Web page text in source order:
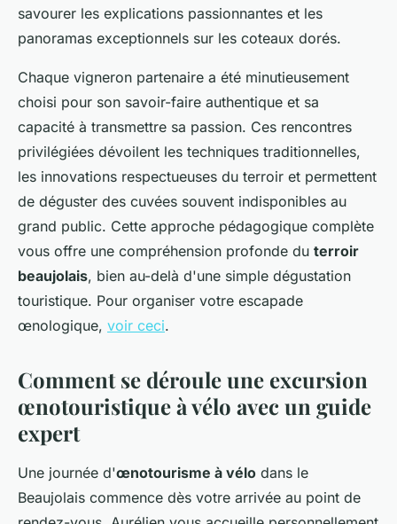
savourer les explications passionnantes et les
panoramas exceptionnels sur les coteaux dorés.
Chaque vigneron partenaire a été minutieusement
choisi pour son savoir-faire authentique et sa
capacité à transmettre sa passion. Ces rencontres
privilégiées dévoilent les techniques traditionnelles,
les innovations respectueuses du terroir et permettent
de déguster des cuvées souvent indisponibles au
grand public. Cette approche pédagogique complète
vous offre une compréhension profonde du terroir
beaujolais, bien au-delà d'une simple dégustation
touristique. Pour organiser votre escapade
œnologique, voir ceci.
Comment se déroule une excursion
œnotouristique à vélo avec un guide
expert
Une journée d'œnotourisme à vélo dans le
Beaujolais commence dès votre arrivée au point de